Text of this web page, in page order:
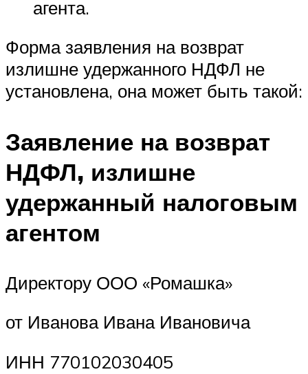
агента.
Форма заявления на возврат
излишне удержанного НДФЛ не
установлена, она может быть такой:
Заявление на возврат
НДФЛ, излишне
удержанный налоговым
агентом
Директору ООО «Ромашка»
от Иванова Ивана Ивановича
ИНН 770102030405